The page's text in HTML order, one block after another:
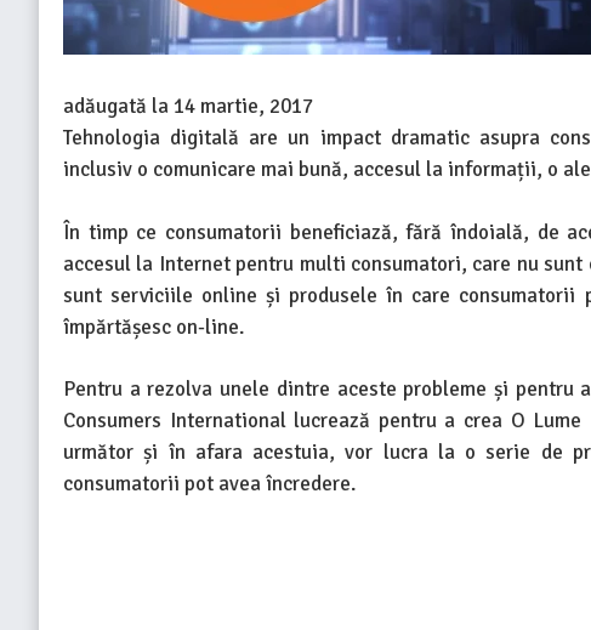
adăugată la 14 martie, 2017
Tehnologia digitală are un impact dramatic asupra
inclusiv o comunicare mai bună, accesul la informații, o
În timp ce consumatorii beneficiază, fără îndoială, de
accesul la Internet pentru multi consumatori, care nu
sunt serviciile online și produsele în care
împărtășesc on-line.
Pentru a rezolva unele dintre aceste probleme și
Consumers International lucrează pentru a crea O
următor și în afara acestuia, vor lucra la o serie de
consumatorii pot avea încredere.